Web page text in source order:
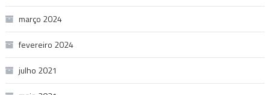
março 2024
fevereiro 2024
julho 2021